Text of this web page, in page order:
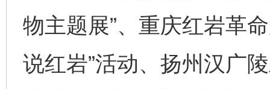
物主题展”、重庆红岩革
说红岩”活动、扬州汉广